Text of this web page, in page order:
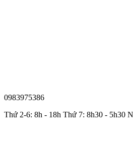
0983975386
Thứ 2-6: 8h - 18h Thứ 7: 8h30 - 5h30